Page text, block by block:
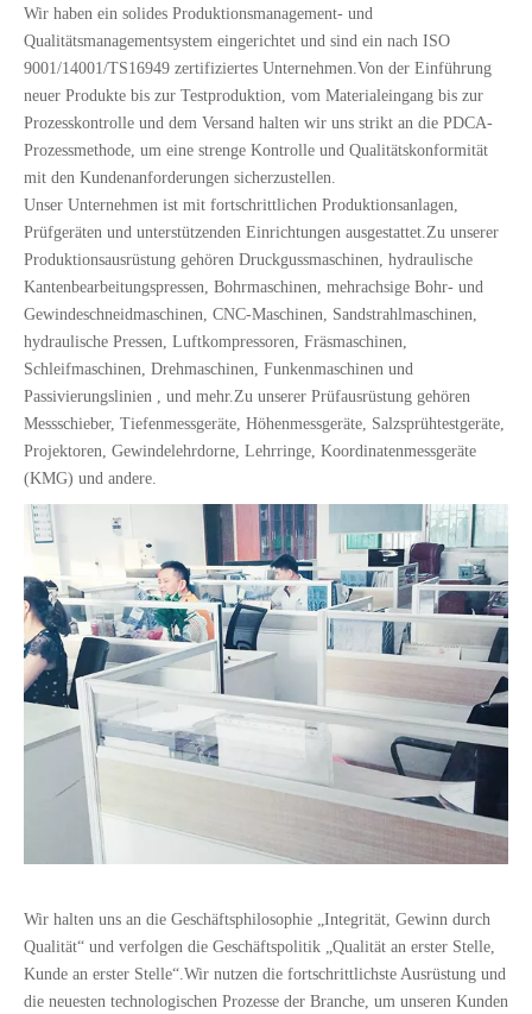
Wir haben ein solides Produktionsmanagement- und
Qualitätsmanagementsystem eingerichtet und sind ein nach ISO
9001/14001/TS16949 zertifiziertes Unternehmen.Von der Einführung
neuer Produkte bis zur Testproduktion, vom Materialeingang bis zur
Prozesskontrolle und dem Versand halten wir uns strikt an die PDCA-
Prozessmethode, um eine strenge Kontrolle und Qualitätskonformität
mit den Kundenanforderungen sicherzustellen.
Unser Unternehmen ist mit fortschrittlichen Produktionsanlagen,
Prüfgeräten und unterstützenden Einrichtungen ausgestattet.Zu unserer
Produktionsausrüstung gehören Druckgussmaschinen, hydraulische
Kantenbearbeitungspressen, Bohrmaschinen, mehrachsige Bohr- und
Gewindeschneidmaschinen, CNC-Maschinen, Sandstrahlmaschinen,
hydraulische Pressen, Luftkompressoren, Fräsmaschinen,
Schleifmaschinen, Drehmaschinen, Funkenmaschinen und
Passivierungslinien , und mehr.Zu unserer Prüfausrüstung gehören
Messschieber, Tiefenmessgeräte, Höhenmessgeräte, Salzsprühtestgeräte,
Projektoren, Gewindelehrdorne, Lehrringe, Koordinatenmessgeräte
(KMG) und andere.
Wir halten uns an die Geschäftsphilosophie „Integrität, Gewinn durch
Qualität“ und verfolgen die Geschäftspolitik „Qualität an erster Stelle,
Kunde an erster Stelle“.Wir nutzen die fortschrittlichste Ausrüstung und
die neuesten technologischen Prozesse der Branche, um unseren Kunden